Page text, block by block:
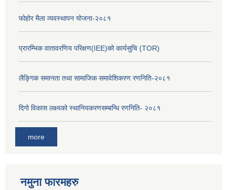
फोहोर मैला व्यवस्थापन योजना-२०८१
प्रारम्भिक वातावरणिय परिक्षण(IEE)को कार्यसुचि (TOR)
लैङ्‍गिक समानता तथा सामाजिक समावेशिकरण रणनिति-२०८१
दिगो विकास लक्ष्यको स्थानियकरणसम्बन्धि रणनिति- २०८१
more
नमुना फारमहरु